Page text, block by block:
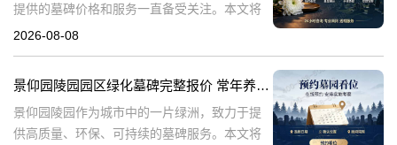
提供的墓碑价格和服务一直备受关注。本文将
深入探讨景仰园陵园园区主流墓碑的价格体
尽
2026-08-08
景仰园陵园园区绿化墓碑完整报价 常年养护不收取额外费用详解与专属优惠活动介绍
景仰园陵园作为城市中的一片绿洲，致力于提
供高质量、环保、可持续的墓碑服务。本文将